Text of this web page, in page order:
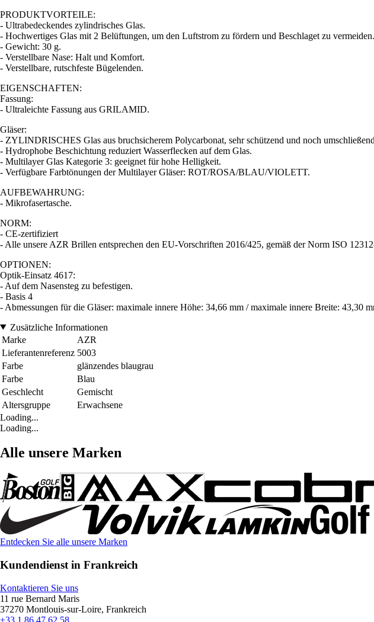
PRODUKTVORTEILE:
- Ultrabedeckendes zylindrisches Glas.
- Hochwertiges Glas mit 2 Belüftungen, um den Luftstrom zu fördern und Beschlaget zu vermeiden.
- Gewicht: 30 g.
- Verstellbare Nase: Halt und Komfort.
- Verstellbare, rutschfeste Bügelenden.
EIGENSCHAFTEN:
Fassung:
- Ultraleichte Fassung aus GRILAMID.
Gläser:
- ZYLINDRISCHES Glas aus bruchsicherem Polycarbonat, sehr schützend und noch
- Hydrophobe Beschichtung reduziert Wasserflecken auf dem Glas.
- Multilayer Glas Kategorie 3: geeignet für hohe Helligkeit.
- Verfügbare Farbtönungen der Multilayer Gläser: ROT/ROSA/BLAU/VIOLETT.
AUFBEWAHRUNG:
- Mikrofasertasche.
NORM:
- CE-zertifiziert
- Alle unsere AZR Brillen entsprechen den EU-Vorschriften 2016/425, gemäß der Norm ISO
OPTIONEN:
Optik-Einsatz 4617:
- Auf dem Nasensteg zu befestigen.
- Basis 4
- Abmessungen für die Gläser: maximale innere Höhe: 34,66 mm / maximale innere Breite: 43,30
Zusätzliche Informationen
Marke
AZR
Lieferantenreferenz 5003
Farbe
glänzendes blaugrau
Farbe
Blau
Geschlecht
Gemischt
Altersgruppe
Erwachsene
Loading...
Loading...
Alle unsere Marken
Entdecken Sie alle unsere Marken
Kundendienst in Frankreich
Kontaktieren Sie uns
11 rue Bernard Maris
37270 Montlouis-sur-Loire, Frankreich
+33 1 86 47 62 58